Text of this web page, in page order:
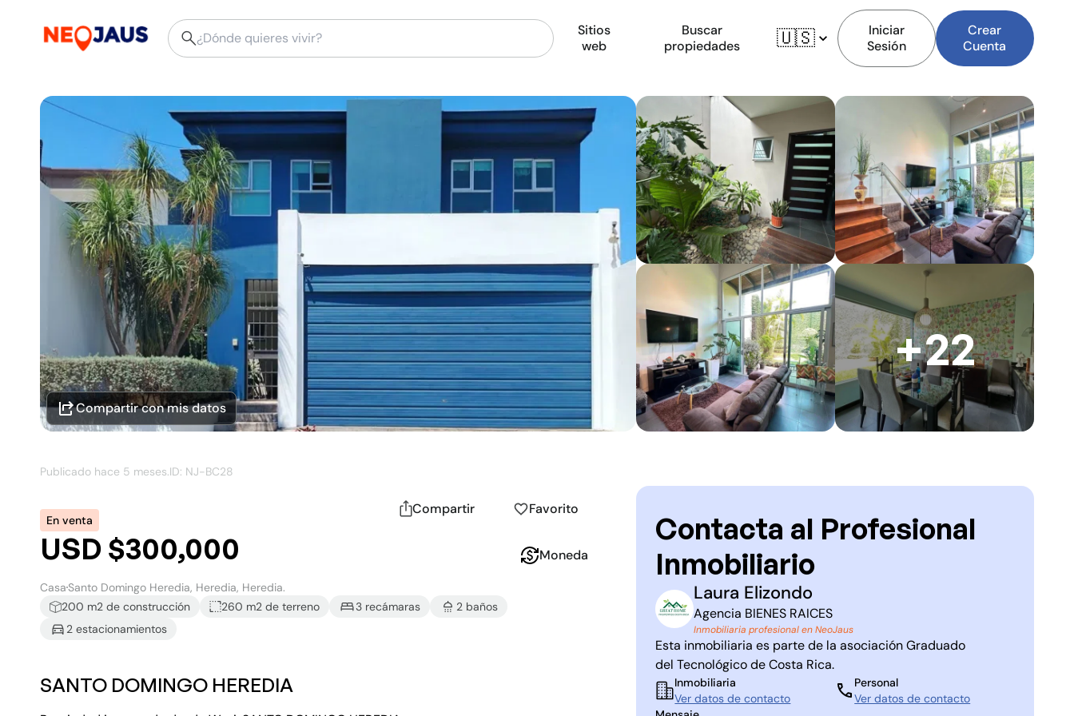
Sitios
web
Buscar
propiedades
🇺🇸
Iniciar
Sesión
Crear
Cuenta
Compartir con mis datos
+22
Publicado hace 5 meses.ID: NJ-BC28
En venta
Compartir Favorito
USD $300,000 Moneda
CasaSanto Domingo Heredia, Heredia, Heredia.
200 m2 de construcción 260 m2 de terreno 3 recámaras 2 baños
2 estacionamientos
SANTO DOMINGO HEREDIA
Contacta al Profesional
Inmobiliario
LE
Laura Elizondo
Agencia BIENES RAICES
Inmobiliaria profesional en NeoJaus
Esta inmobiliaria es parte de la asociaciónGraduado
del Tecnológico de Costa Rica.
Inmobiliaria
Ver datos de contacto
Personal
Ver datos de contacto